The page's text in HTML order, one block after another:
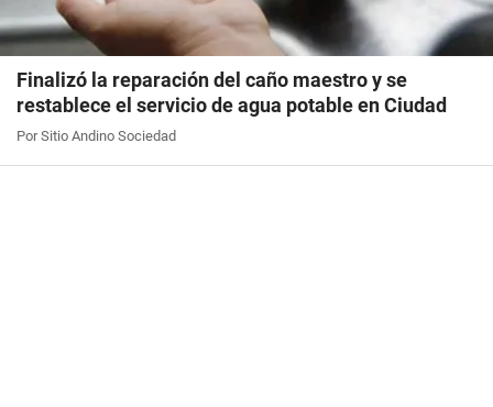
Finalizó la reparación del caño maestro y se
restablece el servicio de agua potable en Ciudad
Por Sitio Andino Sociedad